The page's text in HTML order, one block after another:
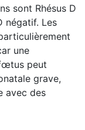
sont Rhésus D
négatif. Les
une
peut
grave,
avec des